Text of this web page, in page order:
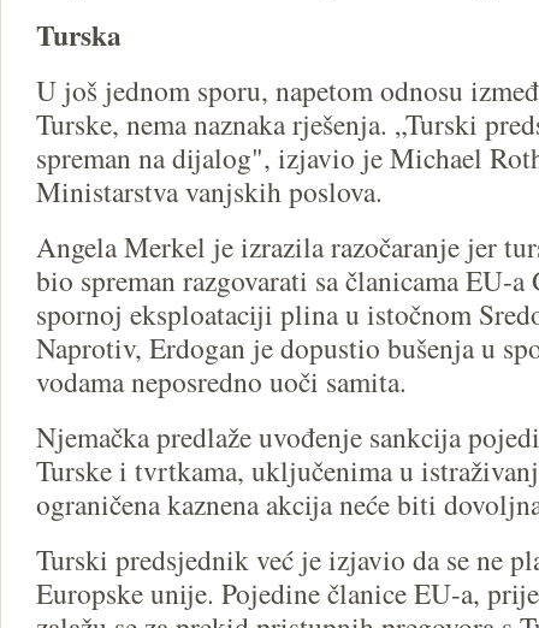
Turska
U još jednom sporu, napetom odnosu
Turske, nema naznaka rješenja. „Turski
spreman na dijalog", izjavio je Michael
Ministarstva vanjskih poslova.
Angela Merkel je izrazila razočaranje jer
bio spreman razgovarati sa članicama EU-
spornoj eksploataciji plina u istočnom
Naprotiv, Erdogan je dopustio bušenja u
vodama neposredno uoči samita.
Njemačka predlaže uvođenje sankcija
Turske i tvrtkama, uključenima u
ograničena kaznena akcija neće biti
Turski predsjednik već je izjavio da se ne
Europske unije. Pojedine članice EU-a,